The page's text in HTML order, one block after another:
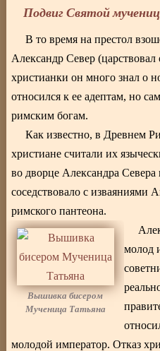
Подвиг Святой
В то время на престол
Александр Север
христианки он много знал о
относился к ее адептам, но
римским богам.
Как известно, в Древнем
христиане считали их
во дворце Александра
соседствовало с изваяниями
римского пантеона.
Вышивка бисером
Мученица Татьяна
молод
молодой император. Отказ